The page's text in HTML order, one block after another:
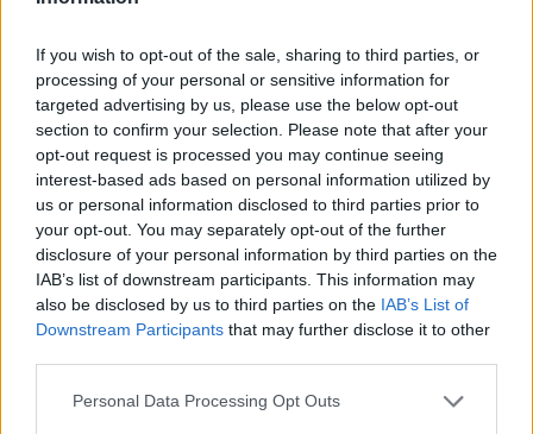
If you wish to opt-out of the sale, sharing to third parties, or
processing of your personal or sensitive information for
targeted advertising by us, please use the below opt-out
section to confirm your selection. Please note that after your
opt-out request is processed you may continue seeing
interest-based ads based on personal information utilized by
us or personal information disclosed to third parties prior to
your opt-out. You may separately opt-out of the further
disclosure of your personal information by third parties on the
IAB’s list of downstream participants. This information may
also be disclosed by us to third parties on the IAB’s List of
Downstream Participants that may further disclose it to other
Personal Data Processing Opt Outs
Photo 1/2
Oscars 2016: Αυτός είναι ο Έλληνας που κέρδισε
βραβείο